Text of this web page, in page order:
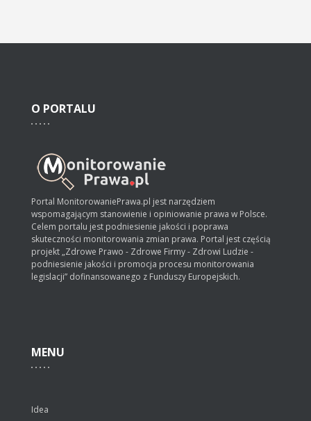
O PORTALU
Portal MonitorowaniePrawa.pl jest narzędziem
wspomagającym stanowienie i opiniowanie prawa w Polsce.
Celem portalu jest podniesienie jakości i poprawa
skuteczności monitorowania zmian prawa. Portal jest częścią
projekt „Zdrowe Prawo - Zdrowe Firmy - Zdrowi Ludzie -
podniesienie jakości i promocja procesu monitorowania
legislacji” dofinansowanego z Funduszy Europejskich.
MENU
Idea